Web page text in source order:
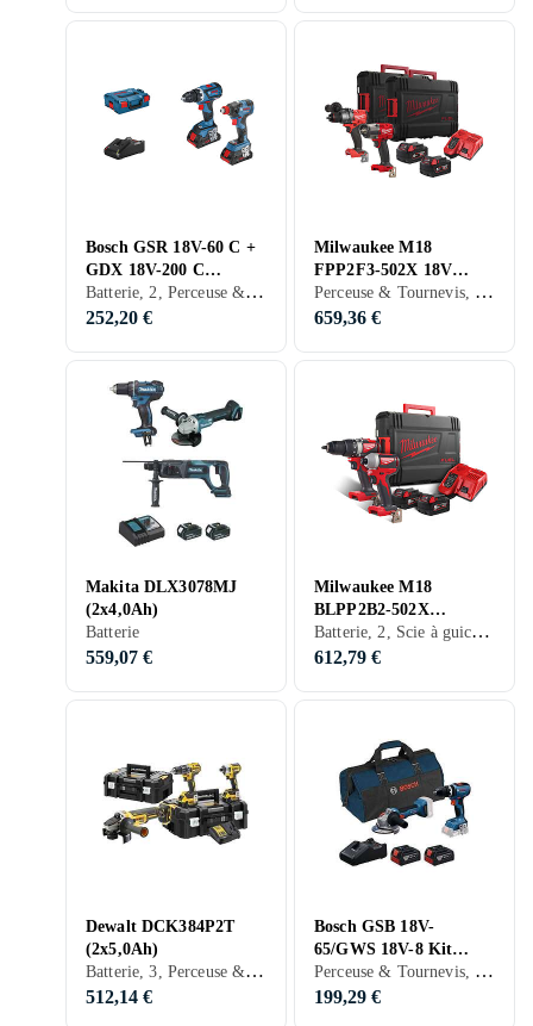
Bosch GSR 18V-60 C +
GDX 18V-200 C
(2x4,0Ah)
Batterie, 2, Perceuse & Tournevis, Visseuse
252,20 €
Milwaukee M18
FPP2F3-502X 18V
(2x5,0ah)
Perceuse & Tournevis, Perçeuse à bois, Visseuse
659,36 €
Makita DLX3078MJ
(2x4,0Ah)
Batterie
559,07 €
Milwaukee M18
BLPP2B2-502X
(2x5,0Ah)
Batterie, 2, Scie à guichet, Scie circulaire, Perceuse & Tournevis, Scie sauteuse, Perçeuse à bois, Visseuse, Meuleuse d'angle, Multiverktyg
612,79 €
Dewalt DCK384P2T
(2x5,0Ah)
Batterie, 3, Perceuse & Tournevis, Perçeuse à bois, Visseuse, Meuleuse d'angle
512,14 €
Bosch GSB 18V-
65/GWS 18V-8 Kit
Combiné (2x4.0Ah)
Perceuse & Tournevis, Meuleuse d'angle
199,29 €